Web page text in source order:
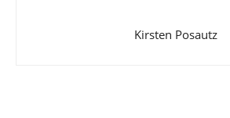
Kirsten Posautz